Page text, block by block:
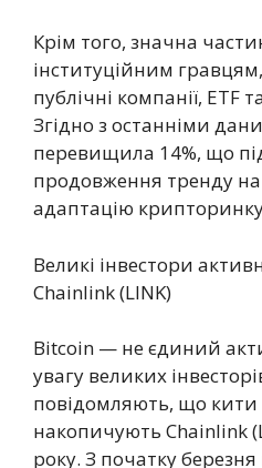
Крім того, значна
інституційним
публічні компанії, ETF
Згідно з останніми
перевищила 14%, що
продовження тренду на
адаптацію
Великі інвестори
Chainlink (LINK)
Bitcoin — не єдиний
увагу великих
повідомляють, що кити
накопичують Chainlink
року. З початку